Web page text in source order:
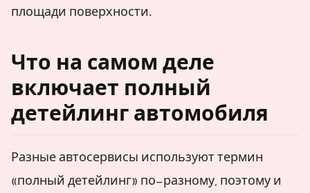
площади поверхности.
Что на самом деле
включает полный
детейлинг автомобиля
Разные автосервисы используют термин
«полный детейлинг» по-разному, поэтому и